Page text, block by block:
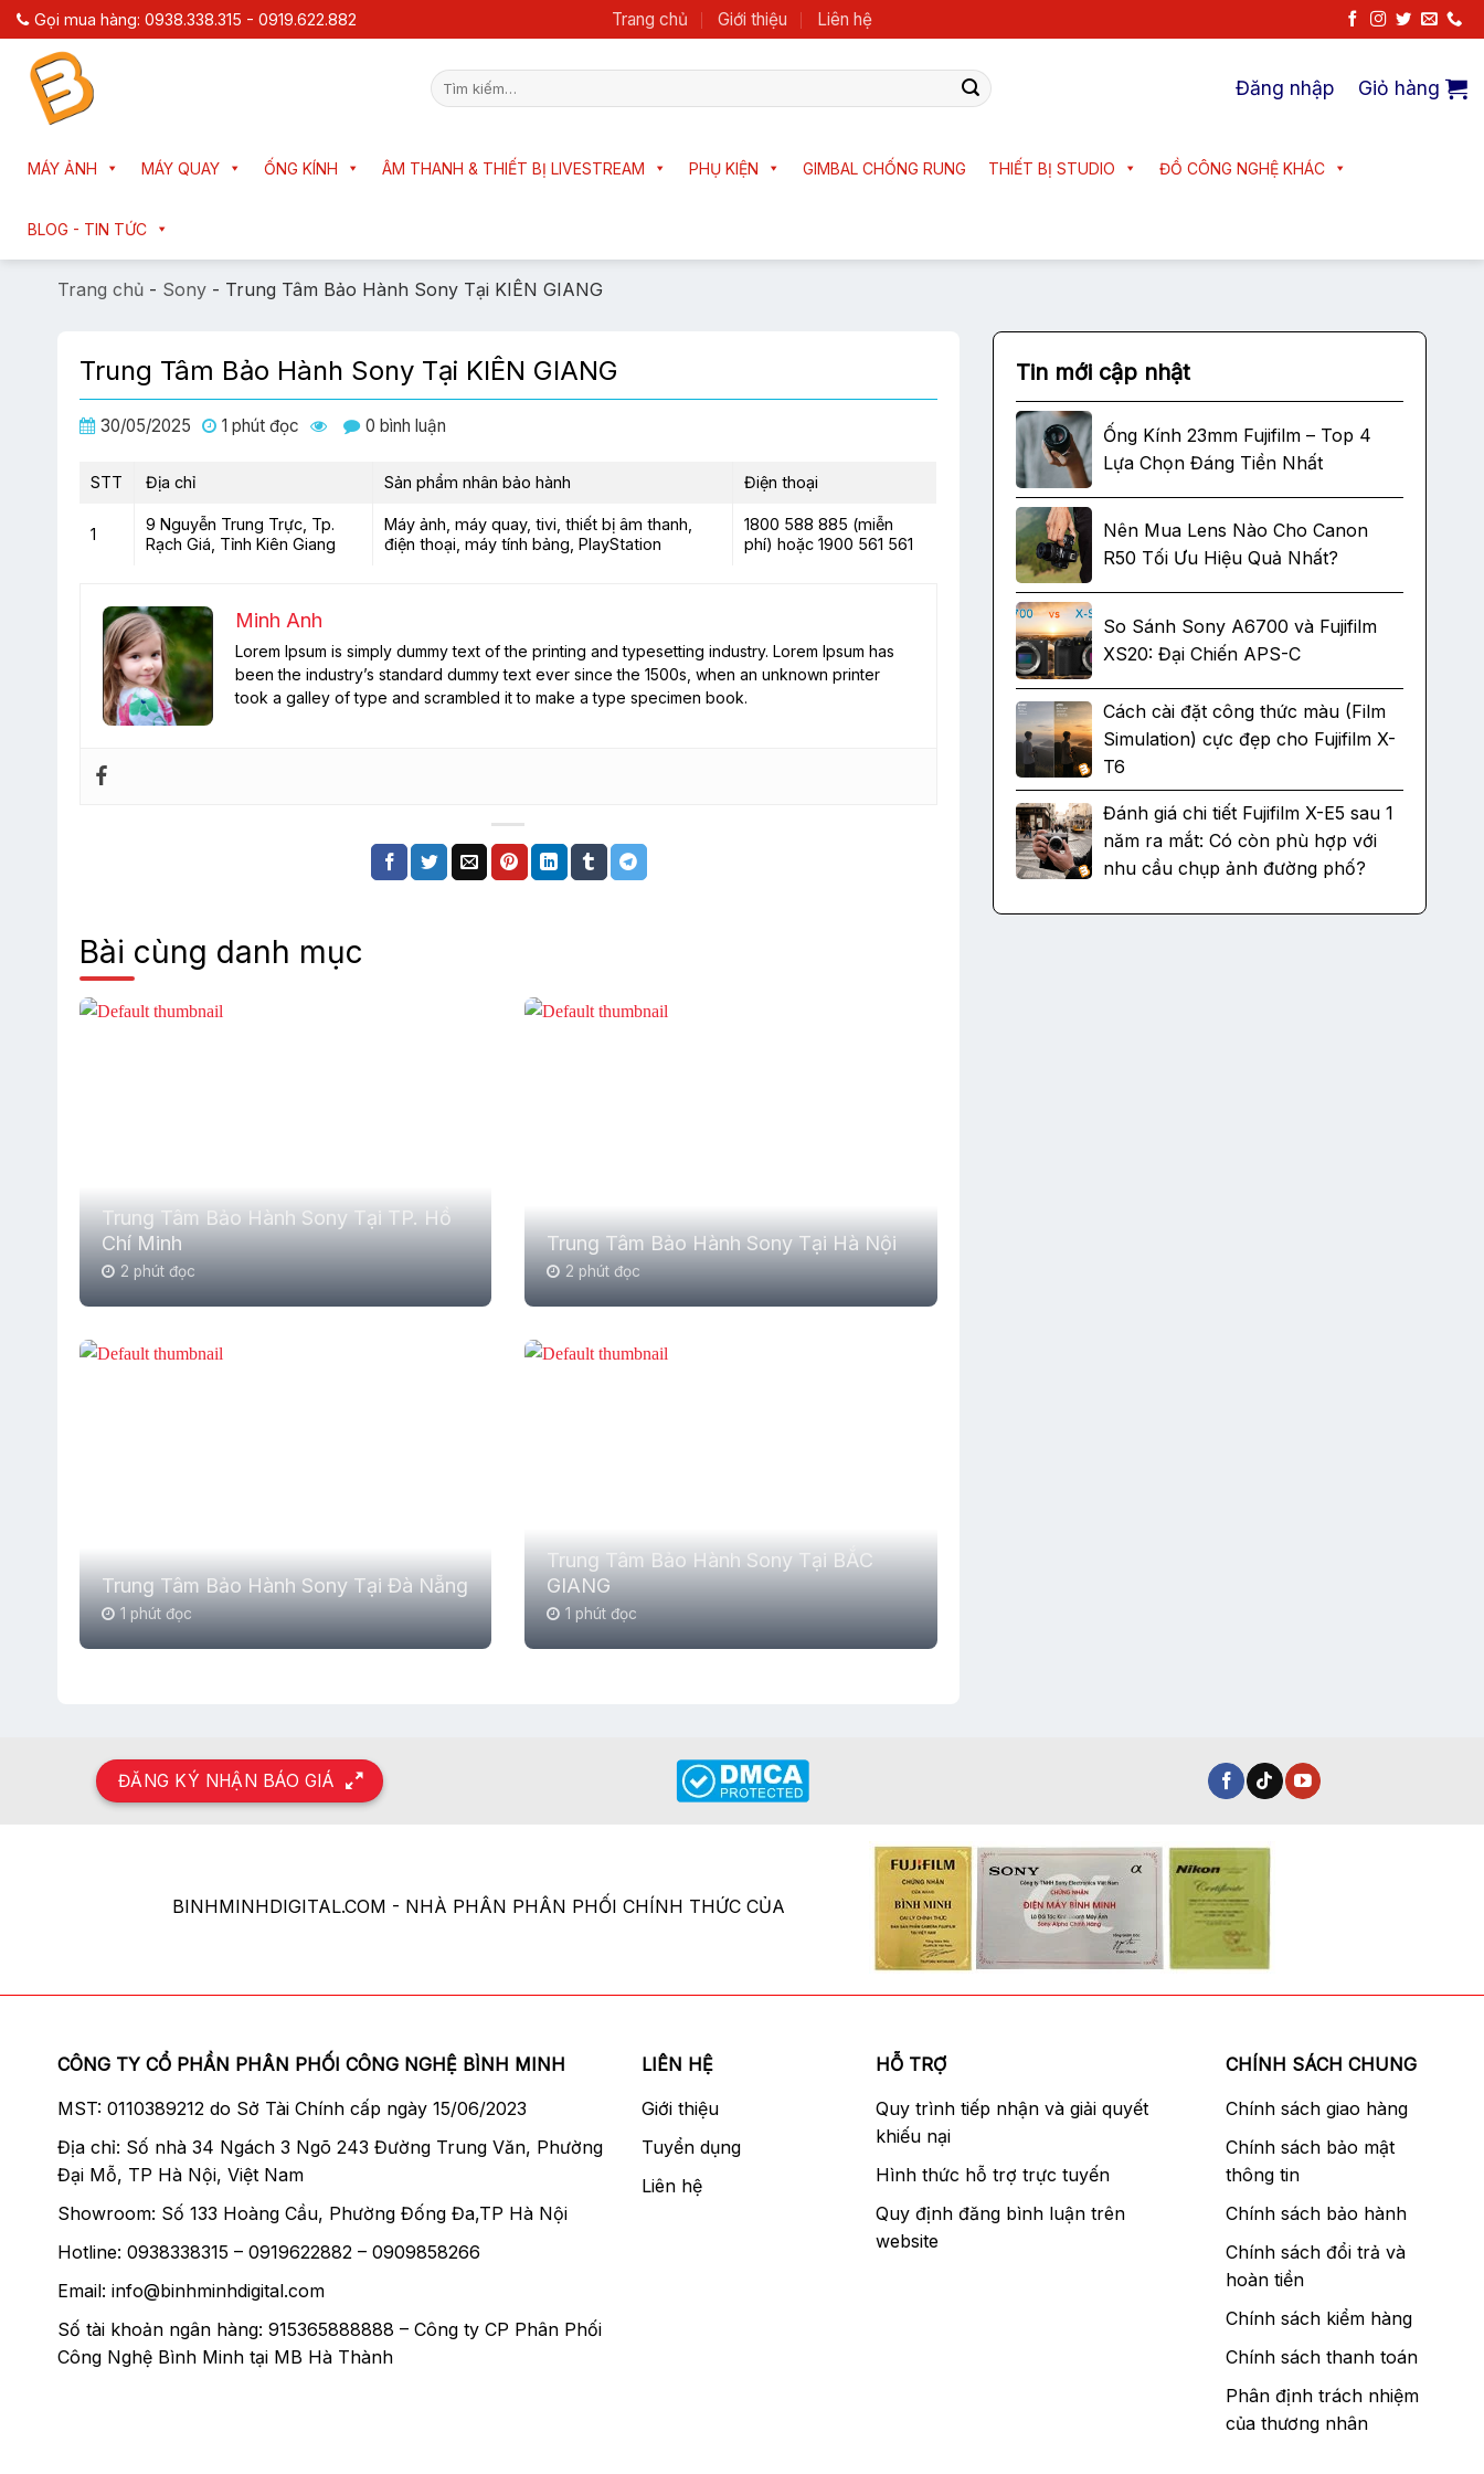
Chuyển
đến
dung
Gọi mua hàng: 0938.338.315 - 0919.622.882 Trang chủ Giới thiệu Liên hệ
Tìm
kiếm:
Đăng nhập Giỏ hàng
MÁY ẢNH MÁY QUAY ỐNG KÍNH ÂM THANH & THIẾT BỊ LIVESTREAM PHỤ KIỆN GIMBAL CHỐNG RUNG THIẾT BỊ STUDIO ĐỒ CÔNG NGHỆ KHÁC
BLOG - TIN TỨC
Trang chủ - Sony - Trung Tâm Bảo Hành Sony Tại KIÊN GIANG
Trung Tâm Bảo Hành Sony Tại KIÊN GIANG
30/05/2025 1 phút đọc 0 bình luận
STT Địa chỉ Sản phẩm nhân bảo hành Điện thoại
1
9 Nguyễn Trung Trực, Tp.
Rạch Giá, Tỉnh Kiên Giang
Máy ảnh, máy quay, tivi, thiết bị âm thanh,
điện thoại, máy tính bảng, PlayStation
1800 588 885 (miễn
phí) hoặc 1900 561 561
Minh Anh
Lorem Ipsum is simply dummy text of the printing and typesetting industry. Lorem Ipsum has
been the industry’s standard dummy text ever since the 1500s, when an unknown printer
took a galley of type and scrambled it to make a type specimen book.
Bài cùng danh mục
Trung Tâm Bảo Hành Sony Tại TP. Hồ
Chí Minh
2 phút đọc
Trung Tâm Bảo Hành Sony Tại Hà Nội
2 phút đọc
Trung Tâm Bảo Hành Sony Tại Đà Nẵng
1 phút đọc
Trung Tâm Bảo Hành Sony Tại BẮC
GIANG
1 phút đọc
Tin mới cập nhật
Ống Kính 23mm Fujifilm – Top 4
Lựa Chọn Đáng Tiền Nhất
Nên Mua Lens Nào Cho Canon
R50 Tối Ưu Hiệu Quả Nhất?
So Sánh Sony A6700 và Fujifilm
XS20: Đại Chiến APS-C
Cách cài đặt công thức màu (Film
Simulation) cực đẹp cho Fujifilm X-
T6
Đánh giá chi tiết Fujifilm X-E5 sau 1
năm ra mắt: Có còn phù hợp với
nhu cầu chụp ảnh đường phố?
ĐĂNG KÝ NHẬN BÁO GIÁ
BINHMINHDIGITAL.COM - NHÀ PHÂN PHÂN PHỐI CHÍNH THỨC CỦA
CÔNG TY CỔ PHẦN PHÂN PHỐI CÔNG NGHỆ BÌNH MINH
MST: 0110389212 do Sở Tài Chính cấp ngày 15/06/2023
Địa chỉ: Số nhà 34 Ngách 3 Ngõ 243 Đường Trung Văn, Phường
Đại Mỗ, TP Hà Nội, Việt Nam
Showroom: Số 133 Hoàng Cầu, Phường Đống Đa,TP Hà Nội
Hotline: 0938338315 – 0919622882 – 0909858266
Email: info@binhminhdigital.com
Số tài khoản ngân hàng: 915365888888 – Công ty CP Phân Phối
Công Nghệ Bình Minh tại MB Hà Thành
LIÊN HỆ
Giới thiệu
Tuyển dụng
Liên hệ
HỖ TRỢ
Quy trình tiếp nhận và giải quyết
khiếu nại
Hình thức hỗ trợ trực tuyến
Quy định đăng bình luận trên
website
CHÍNH SÁCH CHUNG
Chính sách giao hàng
Chính sách bảo mật
thông tin
Chính sách bảo hành
Chính sách đổi trả và
hoàn tiền
Chính sách kiểm hàng
Chính sách thanh toán
Phân định trách nhiệm
của thương nhân